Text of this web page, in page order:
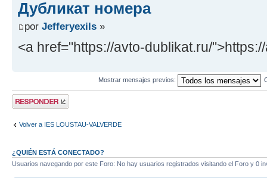
Дубликат номера
por Jefferyexils »
<a href="https://avto-dublikat.ru/
Mostrar mensajes previos:
Publicar una
respuesta
Volver a IES LOUSTAU-VALVERDE
¿QUIÉN ESTÁ CONECTADO?
Usuarios navegando por este Foro: No hay usuarios registrados visitando el Foro y 0